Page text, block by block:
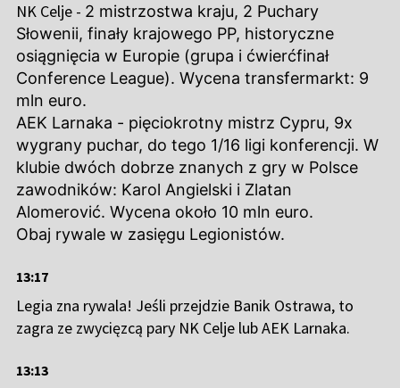
NK Celje - 2 mistrzostwa kraju, 2 Puchary
Słowenii, finały krajowego PP, historyczne
osiągnięcia w Europie (grupa i ćwierćfinał
Conference League). Wycena transfermarkt: 9
mln euro.
AEK Larnaka - pięciokrotny mistrz Cypru, 9x
wygrany puchar, do tego 1/16 ligi konferencji. W
klubie dwóch dobrze znanych z gry w Polsce
zawodników: Karol Angielski i Zlatan
Alomerović. Wycena około 10 mln euro.
Obaj rywale w zasięgu Legionistów.
13:17
Legia zna rywala! Jeśli przejdzie Banik Ostrawa, to
zagra ze zwycięzcą pary NK Celje lub AEK Larnaka.
13:13